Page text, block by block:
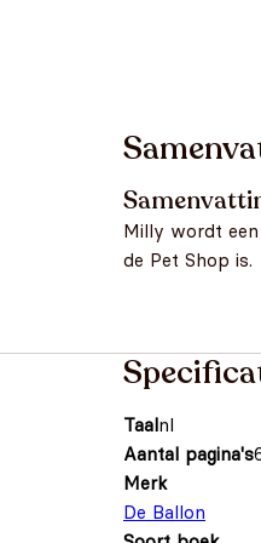
Milly wordt een
de Pet Shop is.
Taalnl
Aantal pagina's
Merk
De Ballon